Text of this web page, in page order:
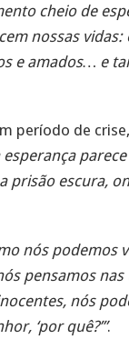
cheio de
nossas vidas:
e amados… e
período de
parece
prisão escura,
nós podemos
pensamos
nós
‘por quê?’”.